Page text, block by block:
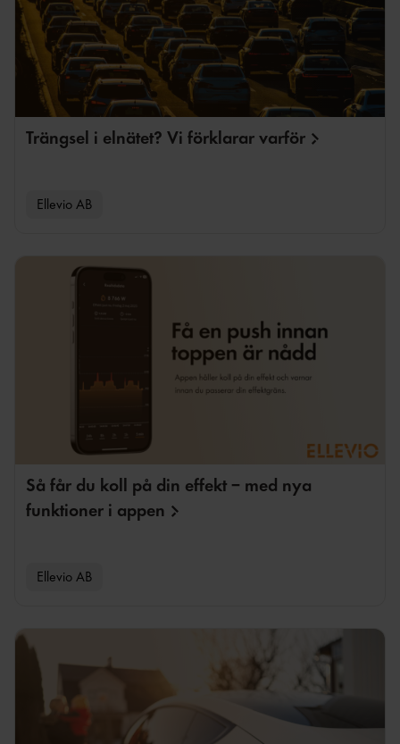
Trängsel i elnätet? Vi förklarar varför
Ellevio AB
Så får du koll på din effekt – med nya
funktioner i appen
Ellevio AB